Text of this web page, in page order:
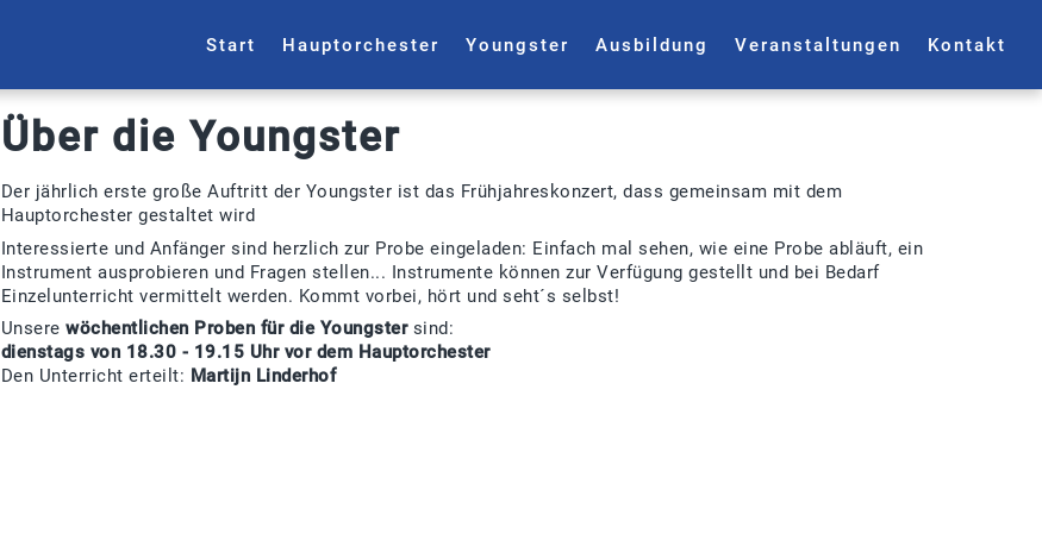
Start Hauptorchester Youngster Ausbildung Veranstaltungen Kontakt
Über die Youngster
Der jährlich erste große Auftritt der Youngster ist das Frühjahreskonzert, dass gemeinsam mit dem
Hauptorchester gestaltet wird
Interessierte und Anfänger sind herzlich zur Probe eingeladen: Einfach mal sehen, wie eine Probe abläuft, ein
Instrument ausprobieren und Fragen stellen... Instrumente können zur Verfügung gestellt und bei Bedarf
Einzelunterricht vermittelt werden. Kommt vorbei, hört und seht´s selbst!
Unserewöchentlichen Proben für die Youngstersind:
dienstags von 18.30 - 19.15 Uhr vor dem Hauptorchester
Den Unterricht erteilt: Martijn Linderhof